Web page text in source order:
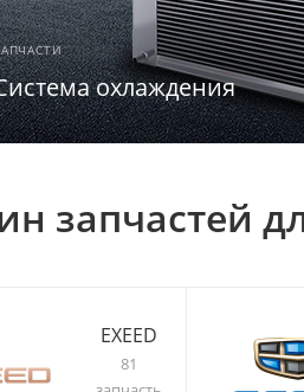
охлаждения
запчастей
EXEED
81